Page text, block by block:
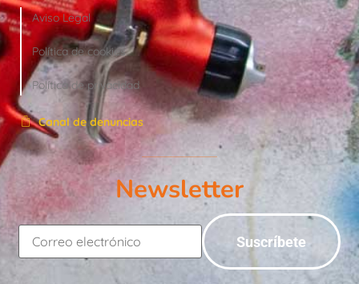
Aviso Legal
Política de cookies
Política de privacidad
Canal de denuncias
Newsletter